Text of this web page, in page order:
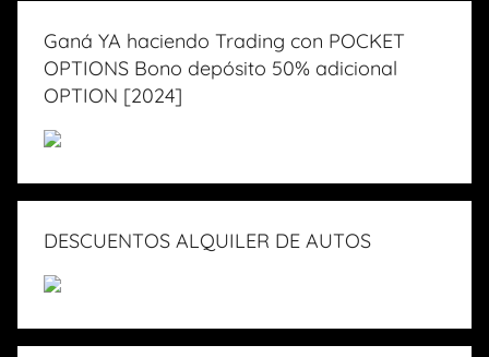
Ganá YA haciendo Trading con POCKET
OPTIONS Bono depósito 50% adicional
OPTION [2024]
DESCUENTOS ALQUILER DE AUTOS